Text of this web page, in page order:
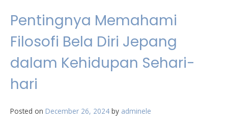
Pentingnya Memahami
Filosofi Bela Diri Jepang
dalam Kehidupan Sehari-
hari
Posted on December 26, 2024 by adminele